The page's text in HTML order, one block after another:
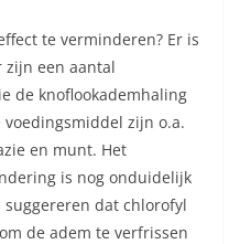
te verminderen? Er is
zijn een aantal
de knoflookademhaling
zijn o.a.
en munt. Het
is nog onduidelijk
suggereren dat chlorofyl
de adem te verfrissen